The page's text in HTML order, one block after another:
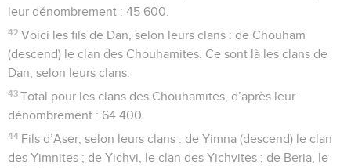
leur dénombrement : 45 600.
42 Voici les fils de Dan, selon leurs clans : de Chouham
(descend) le clan des Chouhamites. Ce sont là les clans de
Dan, selon leurs clans.
43 Total pour les clans des Chouhamites, d’après leur
dénombrement : 64 400.
44 Fils d’Aser, selon leurs clans : de Yimna (descend) le clan
des Yimnites ; de Yichvi, le clan des Yichvites ; de Beria, le